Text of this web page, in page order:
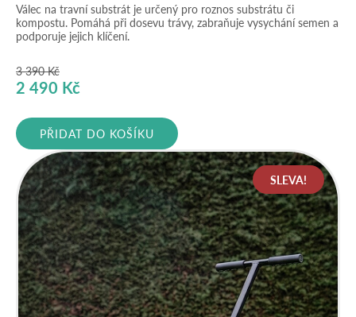
Válec na travní substrát je určený pro roznos substrátu či
kompostu. Pomáhá při dosevu trávy, zabraňuje vysychání semen a
podporuje jejich klíčení.
3 390Kč
Původní
byla:
3
390 Kč.
2 490 Kč
je:
2
490 Kč.
PŘIDAT DO KOŠÍKU
SLEVA!